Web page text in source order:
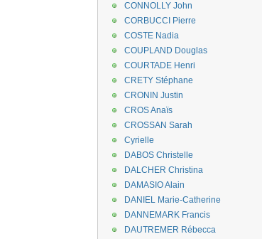
CONNOLLY John
CORBUCCI Pierre
COSTE Nadia
COUPLAND Douglas
COURTADE Henri
CRETY Stéphane
CRONIN Justin
CROS Anaïs
CROSSAN Sarah
Cyrielle
DABOS Christelle
DALCHER Christina
DAMASIO Alain
DANIEL Marie-Catherine
DANNEMARK Francis
DAUTREMER Rébecca